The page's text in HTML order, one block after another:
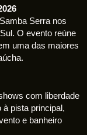
Serra nos
O evento reúne
uma das maiores
com liberdade
pista principal,
e banheiro